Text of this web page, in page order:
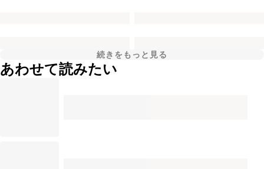
続きをもっと見る
あわせて読みたい